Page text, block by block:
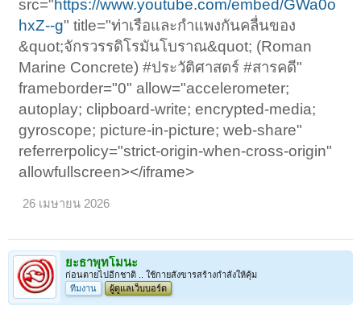
src="https://www.youtube.com/embed/GWa0o
hxZ--g" title="ท่าเรือและกำแพงกันคลื่นของ
&quot;จักรวรรดิโรมันโบราณ&quot; (Roman
Marine Concrete) #ประวัติศาสตร์ #สารคดี"
frameborder="0" allow="accelerometer;
autoplay; clipboard-write; encrypted-media;
gyroscope; picture-in-picture; web-share"
referrerpolicy="strict-origin-when-cross-origin"
allowfullscreen></iframe>
26 เมษายน 2026
ยะธาพุทโมนะ
ก่อนตายไปอีกชาติ .. ใช้กายสังขารสร้างกำลังให้คุ้ม
ทีมงาน
ผู้ดูแลเว็บบอร์ด